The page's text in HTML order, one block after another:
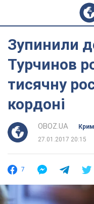
Зупинили
Турчинов
тисячну
кордоні
OBOZ.UA
27.01.2017 20:15
7